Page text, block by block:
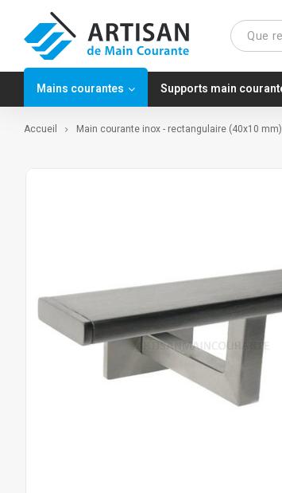
Mains courantes Supports main
Accueil Main courante inox - rectangulaire (40x10